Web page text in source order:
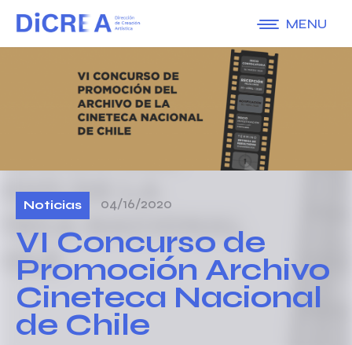
MENU
Noticias 04/16/2020
VI Concurso de
Promoción Archivo
Cineteca Nacional
de Chile